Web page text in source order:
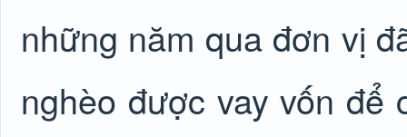
những năm qua đơn vị
nghèo được vay vốn để